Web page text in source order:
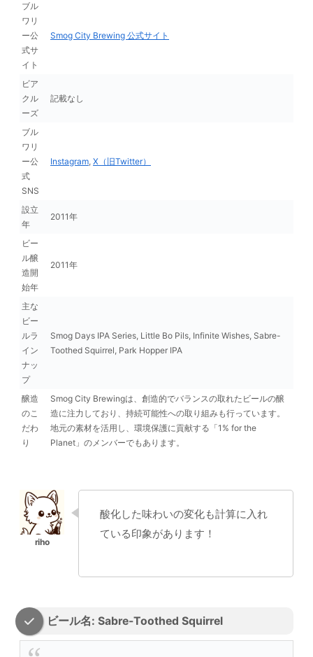
ブル
ワリ
ー公
式サ
イト
Smog City Brewing 公式サイト
ビア
クル
ーズ
記載なし
ブル
ワリ
ー公
式
SNS
Instagram, X（旧Twitter）
設立
年
2011年
ビー
ル醸
造開
始年
2011年
主な
ビー
ルラ
イン
ナッ
プ
Smog Days IPA Series, Little Bo Pils, Infinite Wishes, Sabre-
Toothed Squirrel, Park Hopper IPA
醸造
のこ
だわ
り
Smog City Brewingは、創造的でバランスの取れたビールの醸
造に注力しており、持続可能性への取り組みも行っています。
地元の素材を活用し、環境保護に貢献する「1% for the
Planet」のメンバーでもあります。
酸化した味わいの変化も計算に入れ
ている印象があります！
ビール名: Sabre-Toothed Squirrel